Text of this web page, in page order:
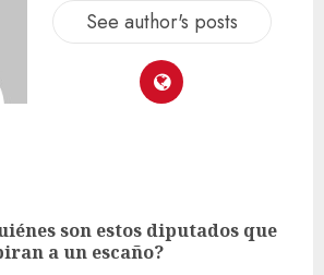
See author's posts
son estos diputados que
a un escaño?